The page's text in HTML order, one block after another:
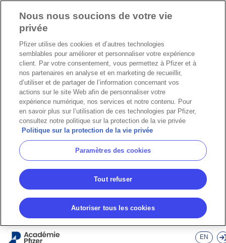
Skip to main content
EN
Nous nous soucions de votre vie
privée
Pfizer utilise des cookies et d’autres technologies
semblables pour améliorer et personnaliser votre expérience
client. Par votre consentement, vous permettez à Pfizer et à
nos partenaires en analyse et en marketing de recueillir,
d’utiliser et de partager de l’information concernant vos
actions sur le site Web afin de personnaliser votre
expérience numérique, nos services et notre contenu. Pour
en savoir plus sur l’utilisation de ces technologies par Pfizer,
consultez notre politique sur la protection de la vie privée
Politique sur la protection de la vie privée
Paramètres des cookies
Tout refuser
Autoriser tous les cookies